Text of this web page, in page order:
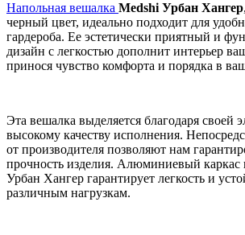
Напольная вешалка Medshi Урбан Хангер
черный цвет, идеально подходит для
гардероба. Ее эстетически приятный и
дизайн с легкостью дополнит интерьер
принося чувство комфорта и порядка в
Эта вешалка выделяется благодаря своей
высокому качеству исполнения.
от производителя позволяют нам
прочность изделия. Алюминиевый каркас
Урбан Хангер гарантирует легкость и
различным нагрузкам.